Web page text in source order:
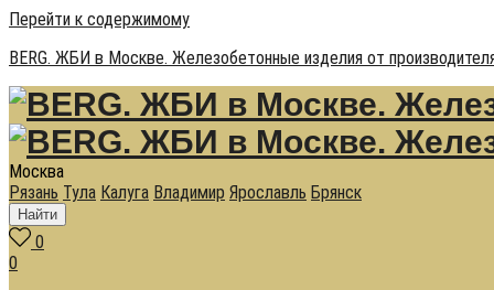
Перейти к содержимому
BERG. ЖБИ в Москве. Железобетонные изделия от
Москва
Рязань Тула Калуга Владимир Ярославль Брянск
Найти
0
0